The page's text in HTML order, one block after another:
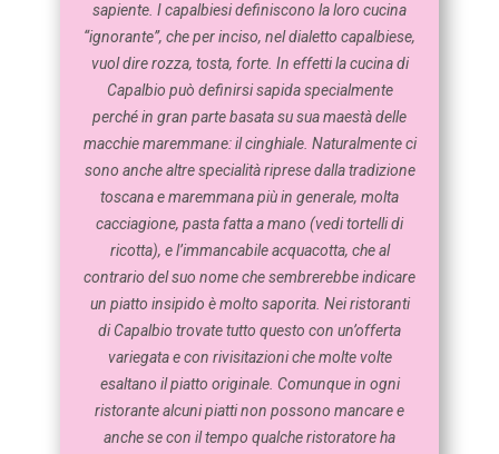
sapiente. I capalbiesi definiscono la loro cucina
“ignorante”, che per inciso, nel dialetto capalbiese,
vuol dire rozza, tosta, forte. In effetti la cucina di
Capalbio può definirsi sapida specialmente
perché in gran parte basata su sua maestà delle
macchie maremmane: il cinghiale. Naturalmente ci
sono anche altre specialità riprese dalla tradizione
toscana e maremmana più in generale, molta
cacciagione, pasta fatta a mano (vedi tortelli di
ricotta), e l’immancabile acquacotta, che al
contrario del suo nome che sembrerebbe indicare
un piatto insipido è molto saporita. Nei ristoranti
di Capalbio trovate tutto questo con un’offerta
variegata e con rivisitazioni che molte volte
esaltano il piatto originale. Comunque in ogni
ristorante alcuni piatti non possono mancare e
anche se con il tempo qualche ristoratore ha